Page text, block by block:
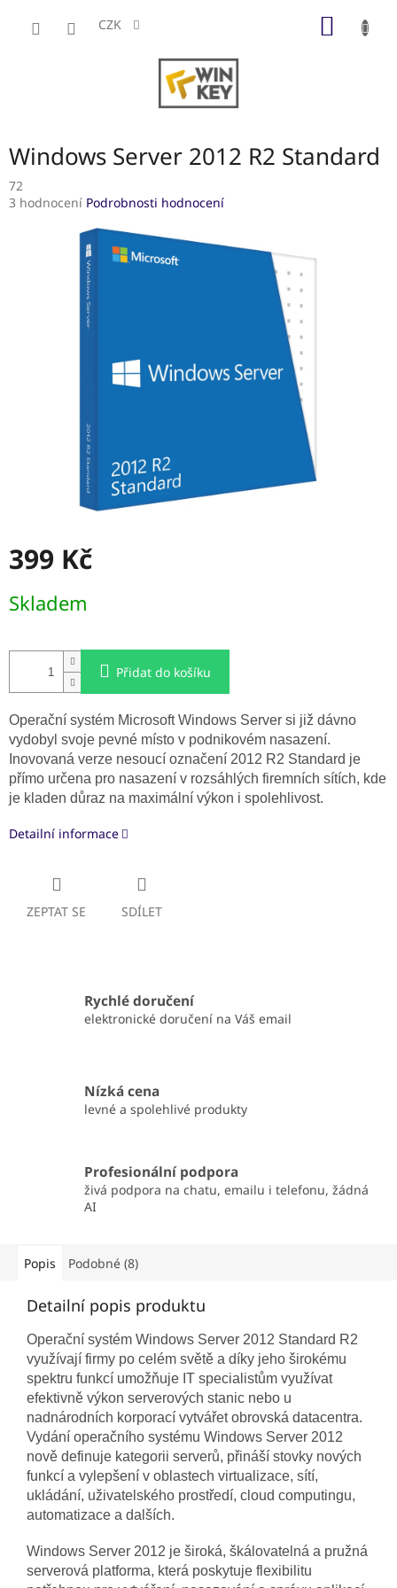
CZK
Windows Server 2012 R2 Standard
72
Průměrné
3 hodnocení Podrobnosti hodnocení
399 Kč
cena:
Skladem
Přidat do košíku
Operační systém Microsoft Windows Server si již dávno
vydobyl svoje pevné místo v podnikovém nasazení.
Inovovaná verze nesoucí označení 2012 R2 Standard je
přímo určena pro nasazení v rozsáhlých firemních sítích, kde
je kladen důraz na maximální výkon i spolehlivost.
Detailní informace
ZEPTAT SE SDÍLET
Rychlé doručení
elektronické doručení na Váš email
Nízká cena
levné a spolehlivé produkty
Profesionální podpora
živá podpora na chatu, emailu i telefonu, žádná
AI
Popis Podobné (8)
Detailní popis produktu
Operační systém Windows Server 2012 Standard R2
využívají firmy po celém světě a díky jeho širokému
spektru funkcí umožňuje IT specialistům využívat
efektivně výkon serverových stanic nebo u
nadnárodních korporací vytvářet obrovská datacentra.
Vydání operačního systému Windows Server 2012
nově definuje kategorii serverů, přináší stovky nových
funkcí a vylepšení v oblastech virtualizace, sítí,
ukládání, uživatelského prostředí, cloud computingu,
automatizace a dalších.
Windows Server 2012 je široká, škálovatelná a pružná
serverová platforma, která poskytuje flexibilitu